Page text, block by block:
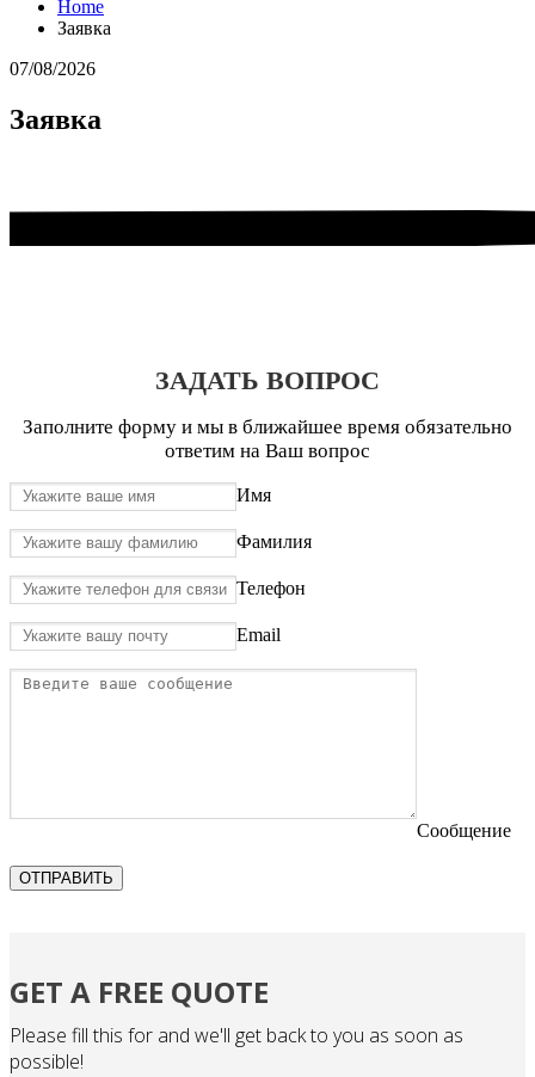
Home
Заявка
07/08/2026
Заявка
ЗАДАТЬ ВОПРОС
Заполните форму и мы в ближайшее время обязательно
ответим на Ваш вопрос
Имя
Фамилия
Телефон
Email
Сообщение
ОТПРАВИТЬ
GET A FREE QUOTE
Please fill this for and we'll get back to you as soon as
possible!